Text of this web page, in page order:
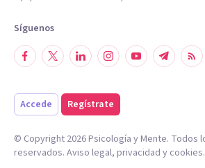
Síguenos
Accede Regístrate
© Copyright 2026Psicología y Mente. Todos
reservados. Aviso legal, privacidad y cookies.